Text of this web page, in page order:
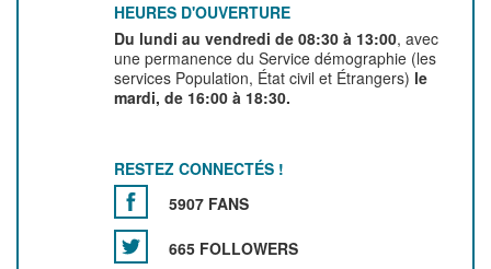
HEURES D'OUVERTURE
Du lundi au vendredi de 08:30 à 13:00, avec
une permanence du Service démographie (les
services Population, État civil et Étrangers) le
mardi, de 16:00 à 18:30.
RESTEZ CONNECTÉS !
5907 FANS
665 FOLLOWERS